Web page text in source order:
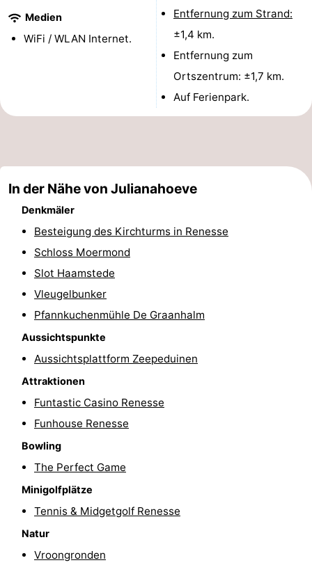
-
Duin
Katwijk
-
Den
Haag
-
Rotterdam
Rockanje
Zeeland
Schouwen-
Duiveland
Brouwershaven
Zierikzee
Natur
Oosterschelde
Burgh
Haamstede
Natur
Kop
van
Walcheren
Veere
Medien
WiFi / WLAN Internet.
Entfernung zum Strand:
±1,4 km.
Entfernung zum
Ortszentrum: ±1,7 km.
Auf Ferienpark.
In der Nähe von Julianahoeve
Denkmäler
Besteigung des Kirchturms in Renesse
Schloss Moermond
Slot Haamstede
Vleugelbunker
Pfannkuchenmühle De Graanhalm
Aussichtspunkte
Aussichtsplattform Zeepeduinen
Attraktionen
Funtastic Casino Renesse
Funhouse Renesse
Bowling
The Perfect Game
Minigolfplätze
Tennis & Midgetgolf Renesse
Natur
Vroongronden